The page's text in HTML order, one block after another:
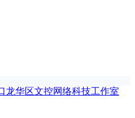
龙华区文控网络科技工作室